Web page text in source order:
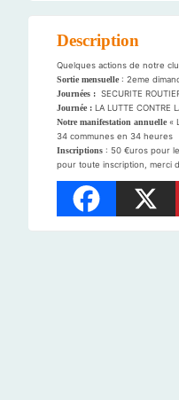
Description
Quelques actions de notre
Sortie mensuelle : 2eme
Journées : SECURITE
Journée : LA LUTTE CONTRE
Notre manifestation annuelle «
34 communes en 34 heures
Inscriptions : 50 €uros pour
pour toute inscription, merci